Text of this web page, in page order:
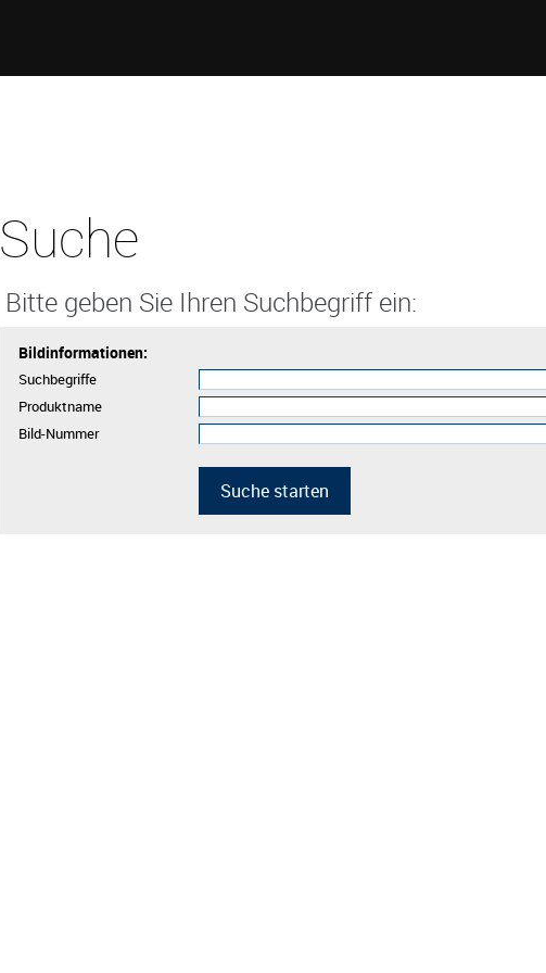
Suche
Bitte geben Sie Ihren Suchbegriff ein:
Bildinformationen:
Suchbegriffe
Produktname
Bild-Nummer